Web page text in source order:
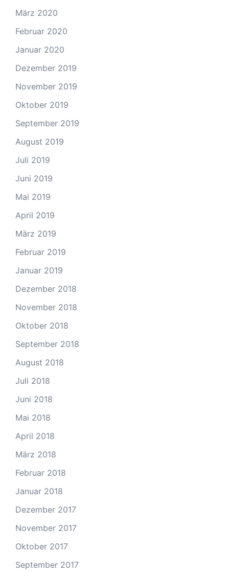
März 2020
Februar 2020
Januar 2020
Dezember 2019
November 2019
Oktober 2019
September 2019
August 2019
Juli 2019
Juni 2019
Mai 2019
April 2019
März 2019
Februar 2019
Januar 2019
Dezember 2018
November 2018
Oktober 2018
September 2018
August 2018
Juli 2018
Juni 2018
Mai 2018
April 2018
März 2018
Februar 2018
Januar 2018
Dezember 2017
November 2017
Oktober 2017
September 2017